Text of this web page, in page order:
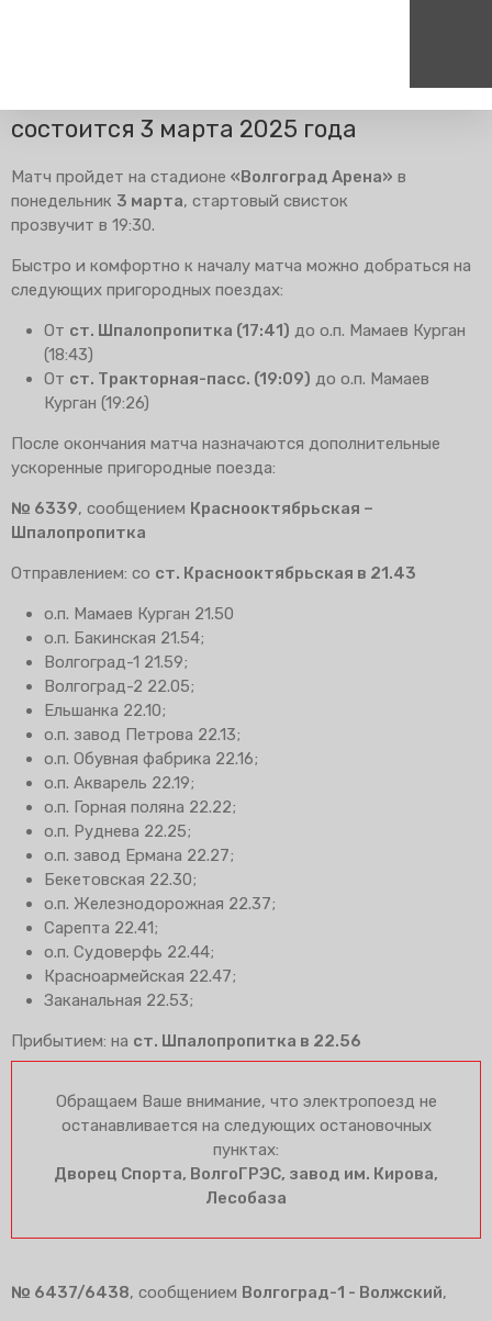
Справочник
Режим работы билетных
касс
Тарифы и льготы
Способы оплаты проезда
Абонементные билеты
Схема обращения
пригородных поездов
Мобильное приложение
Для маломобильных
Туризм
Самостоятельные
Групповые маршруты
112
Футбольный матч «Ротор — Урал»
состоится 3 марта 2025 года
Матч пройдет на стадионе «Волгоград Арена» в
понедельник 3 марта, стартовый свисток
прозвучит в 19:30.
Быстро и комфортно к началу матча можно добраться на
следующих пригородных поездах:
От ст. Шпалопропитка (17:41) до о.п. Мамаев Курган
(18:43)
От ст. Тракторная-пасс. (19:09) до о.п. Мамаев
Курган (19:26)
После окончания матча назначаются дополнительные
ускоренные пригородные поезда:
№ 6339, сообщением Краснооктябрьская –
Шпалопропитка
Отправлением: со ст. Краснооктябрьская в 21.43
о.п. Мамаев Курган 21.50
о.п. Бакинская 21.54;
Волгоград-1 21.59;
Волгоград-2 22.05;
Ельшанка 22.10;
о.п. завод Петрова 22.13;
о.п. Обувная фабрика 22.16;
о.п. Акварель 22.19;
о.п. Горная поляна 22.22;
о.п. Руднева 22.25;
о.п. завод Ермана 22.27;
Бекетовская 22.30;
о.п. Железнодорожная 22.37;
Сарепта 22.41;
о.п. Судоверфь 22.44;
Красноармейская 22.47;
Заканальная 22.53;
Прибытием: на ст. Шпалопропитка в 22.56
Обращаем Ваше внимание, что электропоезд не
останавливается на следующих остановочных
пунктах:
Дворец Спорта, ВолгоГРЭС, завод им. Кирова,
Лесобаза
№ 6437/6438, сообщением Волгоград-1 - Волжский,